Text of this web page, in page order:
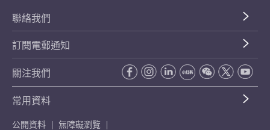
聯絡我們
訂閱電郵通知
關注我們
常用資料
公開資料
無障礙瀏覽